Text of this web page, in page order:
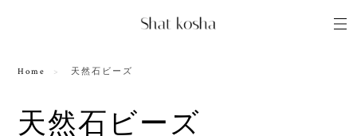
Home 天然石ビーズ
天然石ビーズ